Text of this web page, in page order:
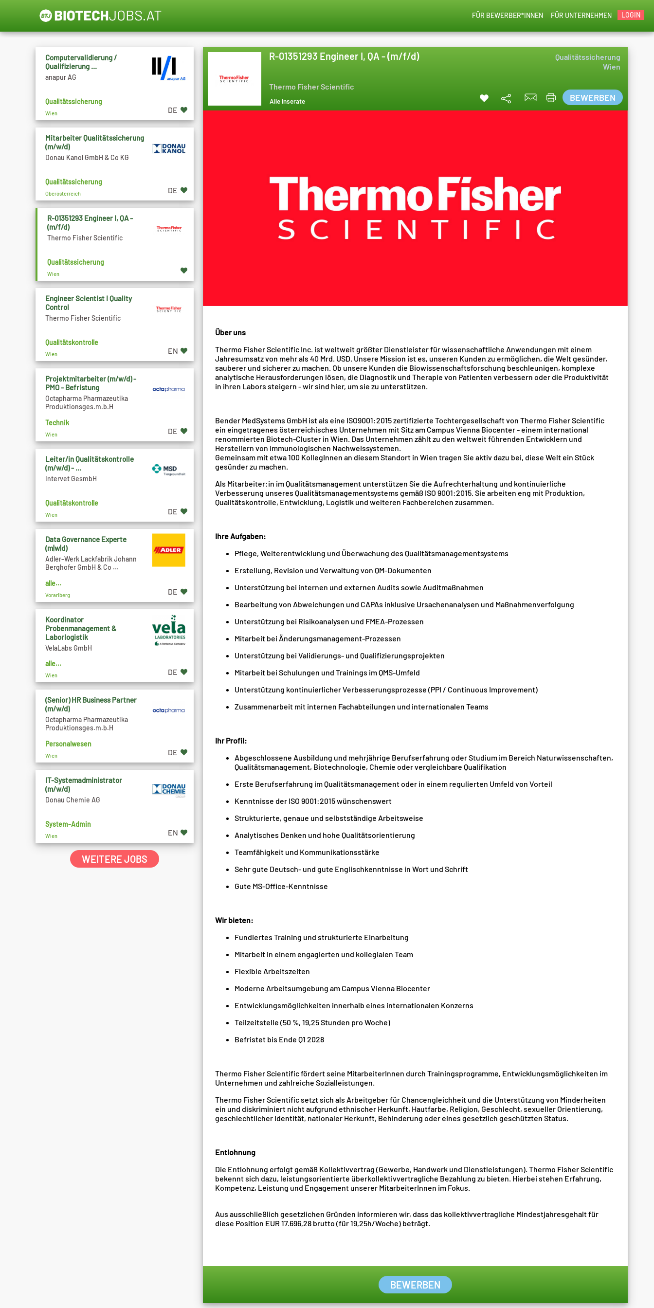
LOGIN
FÜR UNTERNEHMEN
FÜR BEWERBER*INNEN
R-01351293 Engineer I, QA - (m/f/d) Qualitätssicherung
Thermo Fisher Scientific
Wien
Alle Inserate BEWERBEN
Über uns
Thermo Fisher Scientific Inc. ist weltweit größter Dienstleister für wissenschaftliche Anwendungen mit einem
Jahresumsatz von mehr als 40 Mrd. USD. Unsere Mission ist es, unseren Kunden zu ermöglichen, die Welt gesünder,
sauberer und sicherer zu machen. Ob unsere Kunden die Biowissenschaftsforschung beschleunigen, komplexe
analytische Herausforderungen lösen, die Diagnostik und Therapie von Patienten verbessern oder die Produktivität
in ihren Labors steigern - wir sind hier, um sie zu unterstützen.
Bender MedSystems GmbH ist als eine ISO9001:2015 zertifizierte Tochtergesellschaft von Thermo Fisher Scientific
ein eingetragenes österreichisches Unternehmen mit Sitz am Campus Vienna Biocenter - einem international
renommierten Biotech-Cluster in Wien. Das Unternehmen zählt zu den weltweit führenden Entwicklern und
Herstellern von immunologischen Nachweissystemen.
Gemeinsam mit etwa 100 KollegInnen an diesem Standort in Wien tragen Sie aktiv dazu bei, diese Welt ein Stück
gesünder zu machen.
Als Mitarbeiter:in im Qualitätsmanagement unterstützen Sie die Aufrechterhaltung und kontinuierliche
Verbesserung unseres Qualitätsmanagementsystems gemäß ISO 9001:2015. Sie arbeiten eng mit Produktion,
Qualitätskontrolle, Entwicklung, Logistik und weiteren Fachbereichen zusammen.
Ihre Aufgaben:
Pflege, Weiterentwicklung und Überwachung des Qualitätsmanagementsystems
Erstellung, Revision und Verwaltung von QM-Dokumenten
Unterstützung bei internen und externen Audits sowie Auditmaßnahmen
Bearbeitung von Abweichungen und CAPAs inklusive Ursachenanalysen und Maßnahmenverfolgung
Unterstützung bei Risikoanalysen und FMEA-Prozessen
Mitarbeit bei Änderungsmanagement-Prozessen
Unterstützung bei Validierungs- und Qualifizierungsprojekten
Mitarbeit bei Schulungen und Trainings im QMS-Umfeld
Unterstützung kontinuierlicher Verbesserungsprozesse (PPI / Continuous Improvement)
Zusammenarbeit mit internen Fachabteilungen und internationalen Teams
Ihr Profil:
Abgeschlossene Ausbildung und mehrjährige Berufserfahrung oder Studium im Bereich Naturwissenschaften,
Qualitätsmanagement, Biotechnologie, Chemie oder vergleichbare Qualifikation
Erste Berufserfahrung im Qualitätsmanagement oder in einem regulierten Umfeld von Vorteil
Kenntnisse der ISO 9001:2015 wünschenswert
Strukturierte, genaue und selbstständige Arbeitsweise
Analytisches Denken und hohe Qualitätsorientierung
Teamfähigkeit und Kommunikationsstärke
Sehr gute Deutsch- und gute Englischkenntnisse in Wort und Schrift
Gute MS-Office-Kenntnisse
Wir bieten:
Fundiertes Training und strukturierte Einarbeitung
Mitarbeit in einem engagierten und kollegialen Team
Flexible Arbeitszeiten
Moderne Arbeitsumgebung am Campus Vienna Biocenter
Entwicklungsmöglichkeiten innerhalb eines internationalen Konzerns
Teilzeitstelle (50 %, 19,25 Stunden pro Woche)
Befristet bis Ende Q1 2028
Thermo Fisher Scientific fördert seine MitarbeiterInnen durch Trainingsprogramme, Entwicklungsmöglichkeiten im
Unternehmen und zahlreiche Sozialleistungen.
Thermo Fisher Scientific setzt sich als Arbeitgeber für Chancengleichheit und die Unterstützung von Minderheiten
ein und diskriminiert nicht aufgrund ethnischer Herkunft, Hautfarbe, Religion, Geschlecht, sexueller Orientierung,
geschlechtlicher Identität, nationaler Herkunft, Behinderung oder eines gesetzlich geschützten Status.
Entlohnung
Die Entlohnung erfolgt gemäß Kollektivvertrag (Gewerbe, Handwerk und Dienstleistungen). Thermo Fisher Scientific
bekennt sich dazu, leistungsorientierte überkollektivvertragliche Bezahlung zu bieten. Hierbei stehen Erfahrung,
Kompetenz, Leistung und Engagement unserer MitarbeiterInnen im Fokus.
Aus ausschließlich gesetzlichen Gründen informieren wir, dass das kollektivvertragliche Mindestjahresgehalt für
diese Position EUR 17.696,28 brutto (für 19,25h/Woche) beträgt.
BEWERBEN
Computervalidierung /
Qualifizierung ...
anapur AG
Qualitätssicherung
Wien DE
Mitarbeiter Qualitätssicherung
(m/w/d)
Donau Kanol GmbH & Co KG
Qualitätssicherung
Oberösterreich DE
R-01351293 Engineer I, QA -
(m/f/d)
Thermo Fisher Scientific
Qualitätssicherung
Wien
Engineer Scientist I Quality
Control
Thermo Fisher Scientific
Qualitätskontrolle
Wien EN
Projektmitarbeiter (m/w/d) -
PMO - Befristung
Octapharma Pharmazeutika
Produktionsges.m.b.H
Technik
Wien DE
Leiter/in Qualitätskontrolle
(m/w/d) - ...
Intervet GesmbH
Qualitätskontrolle
Wien DE
Data Governance Experte
(m|w|d)
Adler-Werk Lackfabrik Johann
Berghofer GmbH & Co ...
alle...
Vorarlberg DE
Koordinator
Probenmanagement &
Laborlogistik
VelaLabs GmbH
alle...
Wien DE
(Senior) HR Business Partner
(m/w/d)
Octapharma Pharmazeutika
Produktionsges.m.b.H
Personalwesen
Wien DE
IT-Systemadministrator
(m/w/d)
Donau Chemie AG
System-Admin
Wien EN
WEITERE JOBS